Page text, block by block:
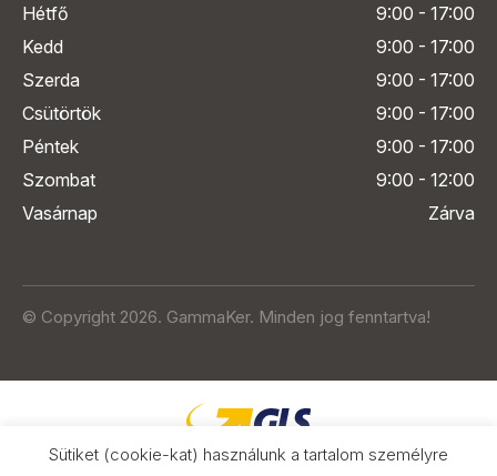
Hétfő
9:00 - 17:00
Kedd
9:00 - 17:00
Szerda
9:00 - 17:00
Csütörtök
9:00 - 17:00
Péntek
9:00 - 17:00
Szombat
9:00 - 12:00
Vasárnap
Zárva
© Copyright 2026. GammaKer. Minden jog fenntartva!
Sütiket (cookie-kat) használunk a tartalom személyre